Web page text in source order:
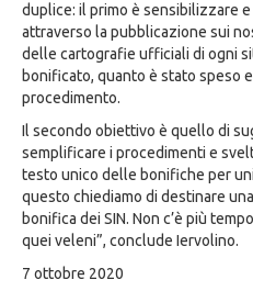
duplice: il primo è sensibilizzare
attraverso la pubblicazione sui
delle cartografie ufficiali di ogni
bonificato, quanto è stato speso
procedimento.
Il secondo obiettivo è quello di
semplificare i procedimenti e
testo unico delle bonifiche per
questo chiediamo di destinare
bonifica dei SIN. Non c’è più
quei veleni”, conclude Iervolino.
7 ottobre 2020